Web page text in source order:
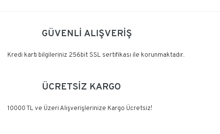
Yorum Yaz
GÜVENLİ ALIŞVERİŞ
Kredi kartı bilgileriniz 256bit SSL sertifikası ile korunmaktadır.
ÜCRETSİZ KARGO
10000 TL ve Üzeri Alışverişlerinize Kargo Ücretsiz!